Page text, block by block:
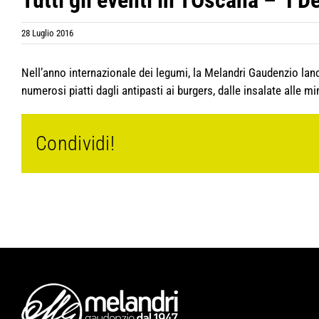
28 Luglio 2016
Nell’anno internazionale dei legumi, la Melandri Gaudenzio
numerosi piatti dagli antipasti ai burgers, dalle insalate alle
Condividi!